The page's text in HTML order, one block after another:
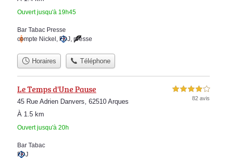
Ouvert jusqu'à 19h45
Bar Tabac Presse
compte Nickel , FDJ, presse
Horaires Téléphone
Le Temps d'Une Pause
45 Rue Adrien Danvers, 62510 Arques
À 1.5 km
Ouvert jusqu'à 20h
4,0 étoiles sur 5
82 avis
Bar Tabac
FDJ